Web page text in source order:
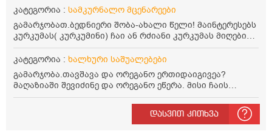
კატეგორია : სამკურნალო მცენარეები
გამარჯობათ.ბედნიერი შობა-ახალი წელი! მაინტერესებს
კურკუმას( კურკუმინი) ჩაი ან რძიანი კურკუმას მიღების
წესი. მაინტერესებდა და წავიკითხე ასეთი ინფორმაცია:
კურკუმას გააჩნია ანთების საწინააღმდეგო,
უნდა მივიღოთო ცხიმთან და შავ პილპილთან ერთად
ეფექტურობის მიზნით. 1) პირველი ვარიანტი არის ჩაი:
როგორ მივიღო კურკუმას ჩაი? უზმოზე,ჭამამდე თუ ჭამის
შემდეგ? თბილი წყალი უნდა დავასხათ თუ მდუღარე?
წავიკითხე რომ კურკუმას თუ დავასხამთ მდუღარე
კატეგორია : ხალხური საშუალებები
გამარჯობა.თავშავა და ორეგანო ერთიდაიგივეა?
მაღაზიაში შევიძინე და ორეგანო ეწერა. მისი ჩაის
დალევის წესი მაინტერესებს.რისთვის არის კარგი?
წავიკითხე რომ: 1 ჭიქა თბილ წყალში ჩავყაროთ 1 ჩაის
კოვზი დაქუცმაცებული და გამხმარი ორეგანო და
დასვით კითხვა